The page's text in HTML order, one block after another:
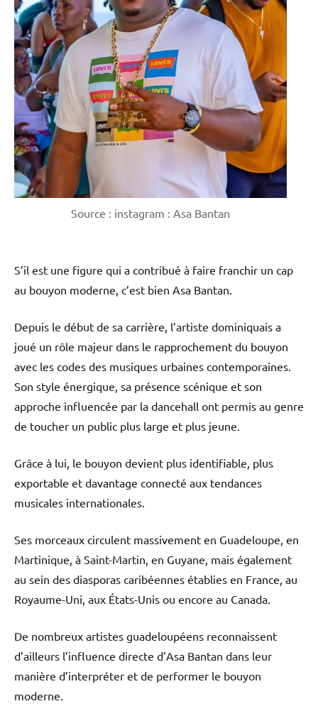
Source : instagram : Asa Bantan
S’il est une figure qui a contribué à faire franchir un cap
au bouyon moderne, c’est bien Asa Bantan.
Depuis le début de sa carrière, l’artiste dominiquais a
joué un rôle majeur dans le rapprochement du bouyon
avec les codes des musiques urbaines contemporaines.
Son style énergique, sa présence scénique et son
approche influencée par la dancehall ont permis au genre
de toucher un public plus large et plus jeune.
Grâce à lui, le bouyon devient plus identifiable, plus
exportable et davantage connecté aux tendances
musicales internationales.
Ses morceaux circulent massivement en Guadeloupe, en
Martinique, à Saint-Martin, en Guyane, mais également
au sein des diasporas caribéennes établies en France, au
Royaume-Uni, aux États-Unis ou encore au Canada.
De nombreux artistes guadeloupéens reconnaissent
d’ailleurs l’influence directe d’Asa Bantan dans leur
manière d’interpréter et de performer le bouyon
moderne.